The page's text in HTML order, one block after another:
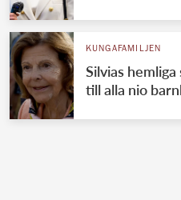
KUNGAFAMILJEN
Silvias
till alla nio